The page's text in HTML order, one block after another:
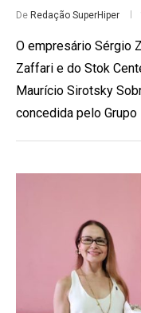
De Redação SuperHiper
O empresário Sérgio
Zaffari e do Stok
Maurício Sirotsky
concedida pelo Grupo